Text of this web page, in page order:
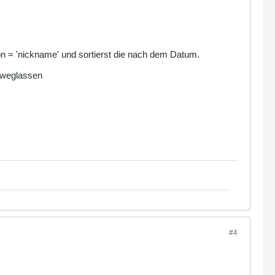
= 'nickname' und sortierst die nach dem Datum.
#4